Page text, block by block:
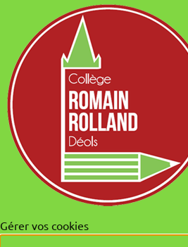
Gérer vos cookies